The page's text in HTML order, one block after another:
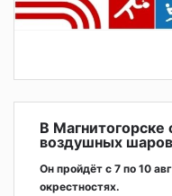
В Магнитогорске
воздушных шаров
Он пройдёт с 7 по 10
окрестностях.